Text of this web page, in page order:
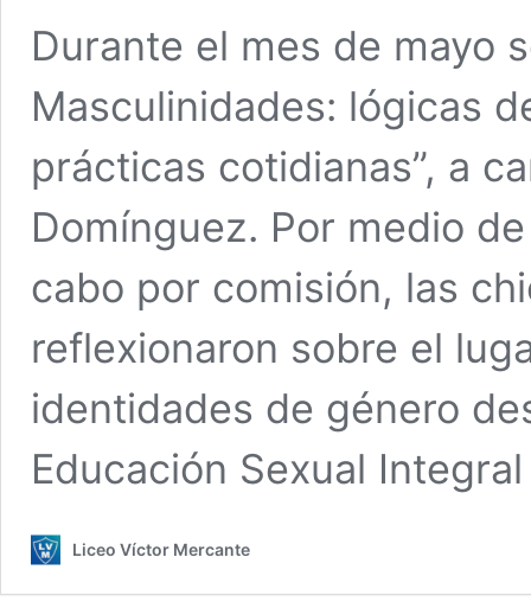
Durante el mes de mayo
Masculinidades: lógicas
prácticas cotidianas”, a
Domínguez. Por medio
cabo por comisión, las
reflexionaron sobre el
identidades de género
Educación Sexual Integral
Liceo Víctor Mercante